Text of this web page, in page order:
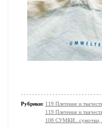
Рубрики: 119 Плетение и
119 Плетение и
108 СУМКИ...сумочки,